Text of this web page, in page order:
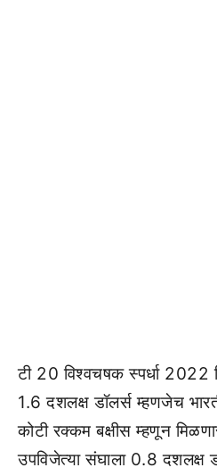
टी 20 विश्वचषक स्पर्धा 2022
1.6 दशलक्ष डॉलर्स म्हणजेच
कोटी रक्कम बक्षीस म्हणून
उपविजेत्या संघाला 0.8 दशलक्ष